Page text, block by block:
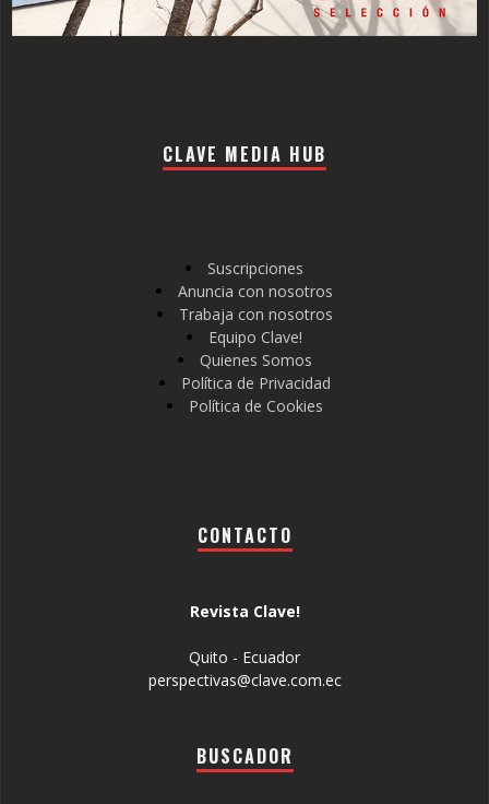
CLAVE MEDIA HUB
Suscripciones
Anuncia con nosotros
Trabaja con nosotros
Equipo Clave!
Quienes Somos
Política de Privacidad
Política de Cookies
CONTACTO
Revista Clave!
Quito - Ecuador
perspectivas@clave.com.ec
BUSCADOR